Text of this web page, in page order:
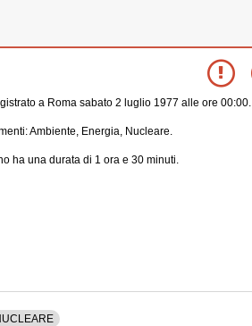
a Roma sabato 2 luglio 1977 alle ore 00:00.
Ambiente, Energia, Nucleare.
ha una durata di 1 ora e 30 minuti.